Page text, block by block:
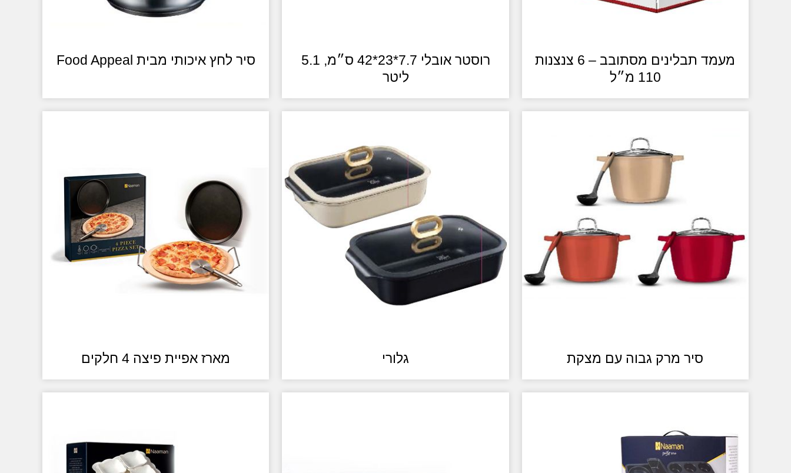
מעמד תבלינים מסתובב – 6 צנצנות
110 מ״ל
רוסטר אובלי 7.7*23*42 ס״מ, 5.1
ליטר
סיר לחץ איכותי מבית Food Appeal
סיר מרק גבוה עם מצקת גלורי מארז אפיית פיצה 4 חלקים